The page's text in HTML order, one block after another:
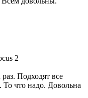
2
Подходят все
То что надо. Довольна